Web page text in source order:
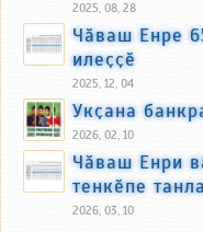
2025, 08, 28
Чӑваш Енре
илеҫҫӗ
2025, 12, 04
Укҫана
2026, 02, 10
Чӑваш Енри
тенкӗпе
2026, 03, 10